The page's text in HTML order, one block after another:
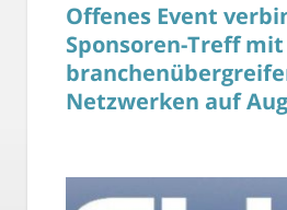
Offenes Event
Sponsoren-Treff mit
Netzwerken auf